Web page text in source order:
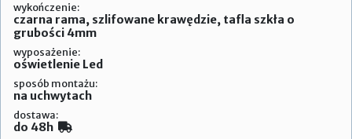
wykończenie:
czarna rama, szlifowane krawędzie, tafla szkła o
grubości 4mm
wyposażenie:
oświetlenie Led
sposób montażu:
na uchwytach
dostawa:
do 48h